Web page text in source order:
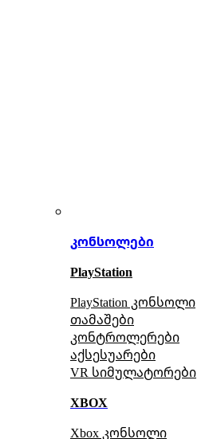
კონსოლები
PlayStation
PlayStation კონსოლი
თამაშები
კონტროლერები
აქსესუარები
VR სიმულატორები
XBOX
Xbox კონსოლი